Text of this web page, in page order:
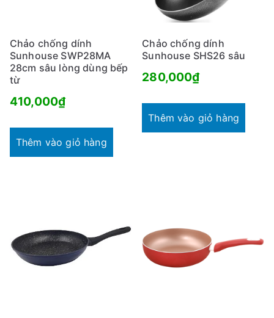
Chảo chống dính
Sunhouse SWP28MA
28cm sâu lòng dùng bếp
từ
410,000₫
Thêm vào giỏ hàng
Chảo chống dính
Sunhouse SHS26 sâu
280,000₫
Thêm vào giỏ hàng